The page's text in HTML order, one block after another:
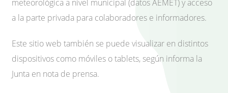
meteorológica a nivel municipal (datos AEMET) y acceso
a la parte privada para colaboradores e informadores.
Este sitio web también se puede visualizar en distintos
dispositivos como móviles o tablets, según informa la
Junta en nota de prensa.